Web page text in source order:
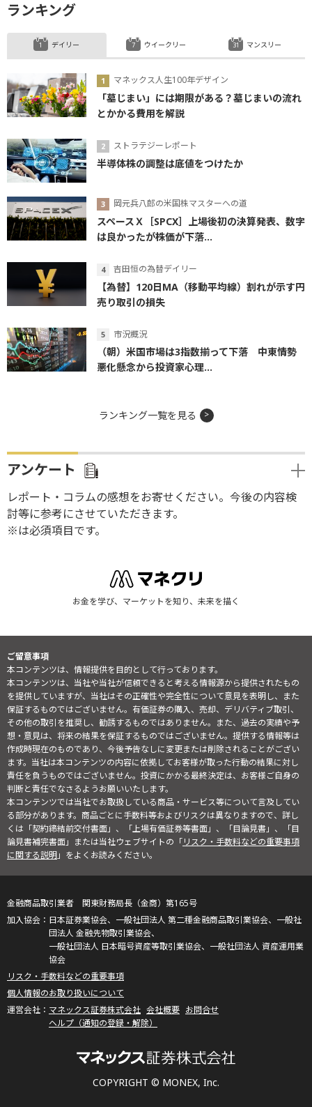
ランキング
デイリー
マネックス人生100年デザイン
「墓じまい」には期限がある？墓じまいの流れ
とかかる費用を解説
ストラテジーレポート
半導体株の調整は底値をつけたか
岡元兵八郎の米国株マスターへの道
スペースＸ［SPCX］上場後初の決算発表、数字
は良かったが株価が下落...
吉田恒の為替デイリー
【為替】120日MA（移動平均線）割れが示す円
売り取引の損失
市況概況
（朝）米国市場は3指数揃って下落 中東情勢
悪化懸念から投資家心理...
ウイークリー マンスリー
ランキング一覧を見る
アンケート
レポート・コラムの感想をお寄せください。今後の内容検
討等に参考にさせていただきます。
※は必須項目です。
お金を学び、マーケットを知り、未来を描く
ご留意事項
本コンテンツは、情報提供を目的として行っております。
本コンテンツは、当社や当社が信頼できると考える情報源から提供されたもの
を提供していますが、当社はその正確性や完全性について意見を表明し、また
保証するものではございません。有価証券の購入、売却、デリバティブ取引、
その他の取引を推奨し、勧誘するものではありません。また、過去の実績や予
想・意見は、将来の結果を保証するものではございません。提供する情報等は
作成時現在のものであり、今後予告なしに変更または削除されることがござい
ます。当社は本コンテンツの内容に依拠してお客様が取った行動の結果に対し
責任を負うものではございません。投資にかかる最終決定は、お客様ご自身の
判断と責任でなさるようお願いいたします。
本コンテンツでは当社でお取扱している商品・サービス等について言及してい
る部分があります。商品ごとに手数料等およびリスクは異なりますので、詳し
くは「契約締結前交付書面」、「上場有価証券等書面」、「目論見書」、「目
論見書補完書面」または当社ウェブサイトの「リスク・手数料などの重要事項
に関する説明」をよくお読みください。
COPYRIGHT © MONEX, Inc.
金融商品取引業者 関東財務局長（金商）第165号
日本証券業協会、一般社団法人 第二種金融商品取引業協会、一般社
団法人 金融先物取引業協会、
一般社団法人 日本暗号資産等取引業協会、一般社団法人 資産運用業
協会
リスク・手数料などの重要事項
個人情報のお取り扱いについて
マネックス証券株式会社 会社概要 お問合せ
ヘルプ（通知の登録・解除）